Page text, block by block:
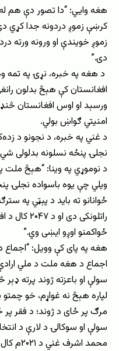
هغه وايي: “دا تصور دې هم
کرښې زموږ دردونه جدا کړي
زموږ خویندې او ورونه
دی.”
د هغه په خبره، نړۍ په تمه
افغانستان کې هېڅ بدلون
ورسېد او اوس افغانستان
امنیتي ګواښ بولي.
د غني په خبره، د نجونو د
نجلۍ پنځه نسلونه بدلولی
د نوموړي په وینا: “هېڅ
ویلي چې یوه باسواده نجلۍ
ځوانانو ته باید د پېټي په
راتلونکی
ځواکمنو اوږو ایښی وي.”
هغه په پای کې وویل: “اجماع
اجماع د هغه ملت د ملي
سولې او باعزته ژوند پرته
لپاره هېڅ نه غواړم، خو
مرګ پر ځای د ژوند؛ د فقر
سولې او سوکالۍ د لارې د
محمد